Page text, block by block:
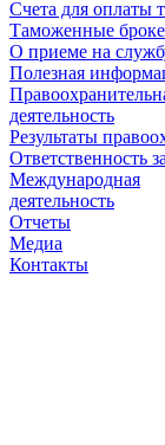
Счета для оплаты
Таможенные
О приеме на
Полезная
деятельность
Результаты
Ответственность
Международная
деятельность
Отчеты
Медиа
Контакты